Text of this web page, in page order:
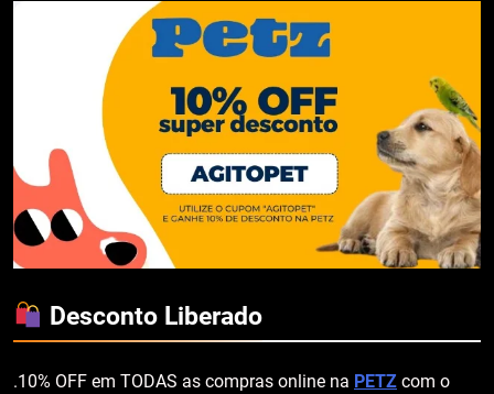
Desconto Liberado
.10% OFF em TODAS as compras online na PETZ com o